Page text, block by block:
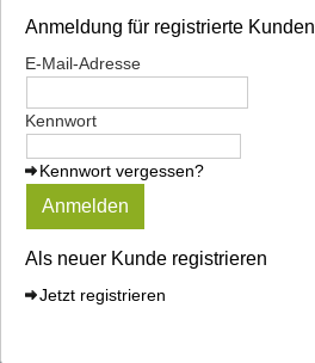
Anmeldung für registrierte Kunden
E-Mail-Adresse
Kennwort
Kennwort vergessen?
Anmelden
Als neuer Kunde registrieren
Jetzt registrieren